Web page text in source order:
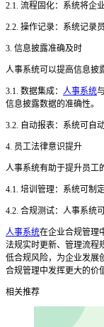
2.1. 流程固化：系统将企
2.2. 操作记录：系统记录
3. 信息披露准确及时
人事系统可以提高信息披
3.1. 数据集成： 人事系统
信息披露数据的准确性。
3.2. 自动报表：系统可自
4. 员工法律意识提升
人事系统有助于提升员工
4.1. 培训管理：系统可制
4.2. 合规测试：人事系统
人事系统在企业合规管理
法规实时更新、管理流程
低合规风险，为企业发展
合规管理中发挥更大的价
相关推荐